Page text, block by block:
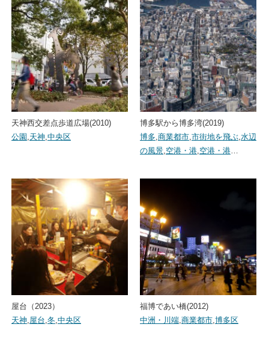
天神西交差点歩道広場(2010)
公園 ,天神,中央区
博多駅から博多湾(2019)
博多,商業都市,市街地を飛ぶ,水辺
の風景,空港・港,空港・港…
屋台（2023）
天神,屋台,冬,中央区
福博であい橋(2012)
中洲・川端,商業都市,博多区